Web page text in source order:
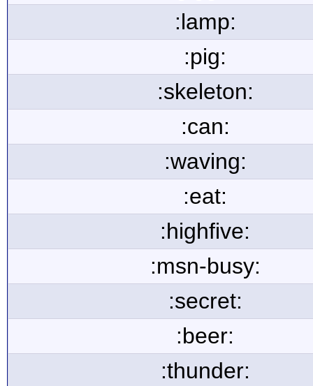
:lamp:
:pig:
:skeleton:
:can:
:waving:
:eat:
:highfive:
:msn-busy:
:secret:
:beer:
:thunder: